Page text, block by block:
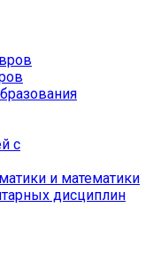
с
и математики
дисциплин